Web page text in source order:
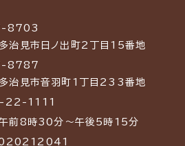
8703
治見市日ノ出町2丁目15番地
8787
治見市音羽町1丁目233番地
22-1111
前8時30分～午後5時15分